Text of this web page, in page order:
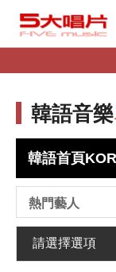
韓語音樂
韓語首頁
熱門藝人